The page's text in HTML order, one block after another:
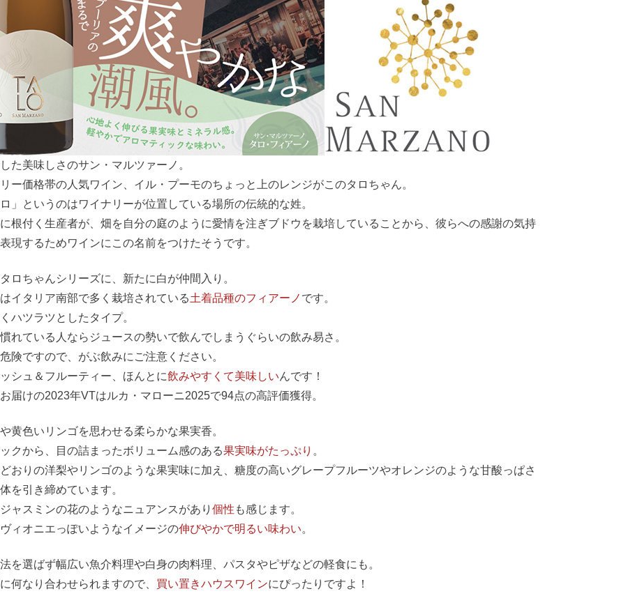
た美味しさのサン・マルツァーノ。
ー価格帯の人気ワイン、イル・プーモのちょっと上のレンジがこのタロちゃん。
ロ」というのはワイナリーが位置している場所の伝統的な姓。
根付く生産者が、畑を自分の庭のように愛情を注ぎブドウを栽培していることから、彼らへの感謝の気持
現するためワインにこの名前をつけたそうです。
ロちゃんシリーズに、新たに白が仲間入り。
イタリア南部で多く栽培されている土着品種のフィアーノ です。
ハツラツとしたタイプ。
れている人ならジュースの勢いで飲んでしまうぐらいの飲み易さ。
険ですので、がぶ飲みにご注意ください。
シュ＆フルーティー、ほんとに飲みやすくて美味しいんです！
届けの2023年VTはルカ・マローニ2025で94点の高評価獲得。
黄色いリンゴを思わせる柔らかな果実香。
クから、目の詰まったボリューム感のある果実味がたっぷり 。
おりの洋梨やリンゴのような果実味に加え、糖度の高いグレープフルーツやオレンジのような甘酸っぱさ
を引き締めています。
ャスミンの花のようなニュアンスがあり 個性 も感じます。
ィオニエっぽいようなイメージの伸びやかで明るい味わい。
を選ばず幅広い魚介料理や白身の肉料理、パスタやピザなどの軽食にも。
何なり合わせられますので、 買い置きハウスワインにぴったりですよ！